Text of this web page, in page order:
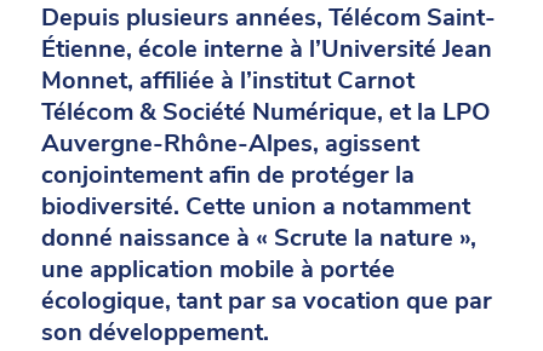
Depuis plusieurs années, Télécom Saint-
Étienne, école interne à l’Université Jean
Monnet, affiliée à l’institut Carnot
Télécom & Société Numérique, et la LPO
Auvergne-Rhône-Alpes, agissent
conjointement afin de protéger la
biodiversité. Cette union a notamment
donné naissance à « Scrute la nature »,
une application mobile à portée
écologique, tant par sa vocation que par
son développement.